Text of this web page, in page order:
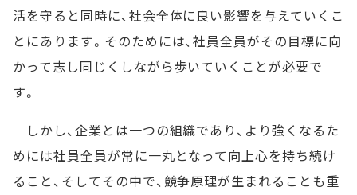
活を守ると同時に、社会全体に良い影響を与えていくこ
とにあります。そのためには、社員全員がその目標に向
かって志し同じくしながら歩いていくことが必要で
す。
しかし、企業とは一つの組織であり、より強くなるた
めには社員全員が常に一丸となって向上心を持ち続け
ること、そしてその中で、競争原理が生まれることも重